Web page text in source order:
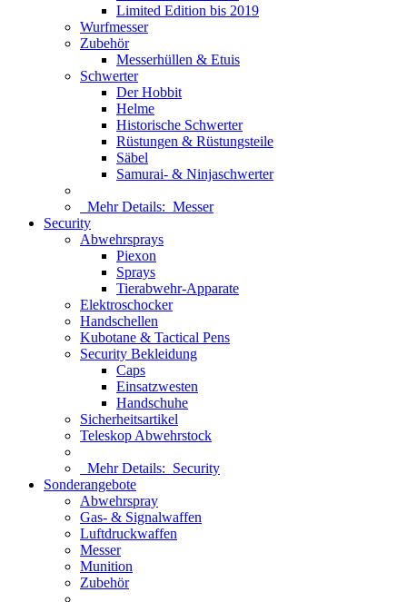
Limited Edition bis 2019
Wurfmesser
Zubehör
Messerhüllen & Etuis
Schwerter
Der Hobbit
Helme
Historische Schwerter
Rüstungen & Rüstungsteile
Säbel
Samurai- & Ninjaschwerter
Mehr Details: Messer
Security
Abwehrsprays
Piexon
Sprays
Tierabwehr-Apparate
Elektroschocker
Handschellen
Kubotane & Tactical Pens
Security Bekleidung
Caps
Einsatzwesten
Handschuhe
Sicherheitsartikel
Teleskop Abwehrstock
Mehr Details: Security
Sonderangebote
Abwehrspray
Gas- & Signalwaffen
Luftdruckwaffen
Messer
Munition
Zubehör